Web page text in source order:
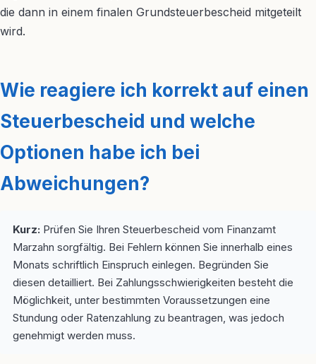
die dann in einem finalen Grundsteuerbescheid mitgeteilt
wird.
Wie reagiere ich korrekt auf einen
Steuerbescheid und welche
Optionen habe ich bei
Abweichungen?
Kurz: Prüfen Sie Ihren Steuerbescheid vom Finanzamt
Marzahn sorgfältig. Bei Fehlern können Sie innerhalb eines
Monats schriftlich Einspruch einlegen. Begründen Sie
diesen detailliert. Bei Zahlungsschwierigkeiten besteht die
Möglichkeit, unter bestimmten Voraussetzungen eine
Stundung oder Ratenzahlung zu beantragen, was jedoch
genehmigt werden muss.